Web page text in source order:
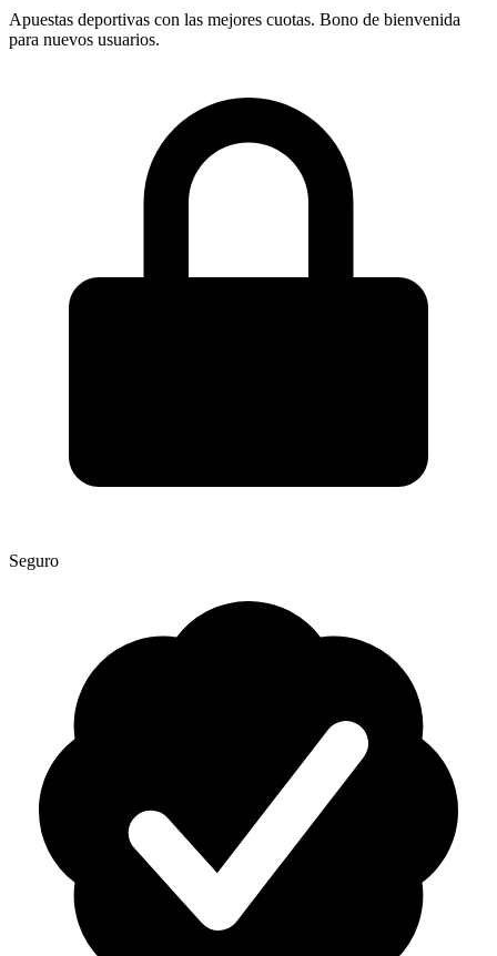
Apuestas deportivas con las mejores cuotas. Bono de bienvenida
para nuevos usuarios.
Seguro